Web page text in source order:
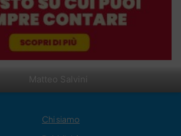
Matteo Salvini
Chi siamo